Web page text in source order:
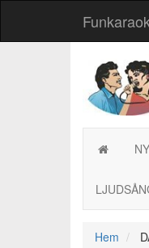
Hem